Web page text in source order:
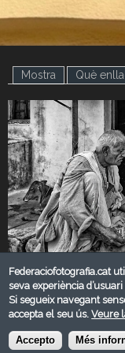
Mostra (pestanya
Què
JUNY 2025
Categoria:
Federaciofotografia.cat
seva experiència
Si segueix navegant
accepta el seu ús.Veure
Accepto Més